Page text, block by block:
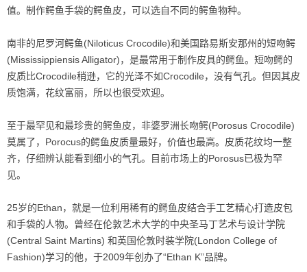
值。制作鳄鱼手袋的鳄鱼皮，可以选自不同的鳄鱼物种。
南非的尼罗河鳄鱼(Niloticus Crocodile)和美国路易斯安那州的短吻鳄
(Mississippiensis Alligator)，是最常用于制作皮具的鳄鱼。短吻鳄的
皮质比Crocodile稍逊，它的光泽不如Crocodile，没有气孔。但因其皮
质饱满，花纹富丽，所以也很受欢迎。
至于最罕见和最珍贵的鳄鱼皮，非婆罗洲长吻鳄(Porosus Crocodile)
莫属了，Porocus的鳄鱼皮质量最好，价值也最高。皮质花纹均一整
齐，仔细辨认能看到细小的气孔。目前市场上的Porosus已极为罕
见。
25岁的Ethan，就是一位利用稀有的鳄鱼皮结合手工艺精心打造皮包
和手袋的人物。曾经在伦敦艺术大学的中央圣马丁艺术与设计学院
(Central Saint Martins) 和英国伦敦时装学院(London College of
Fashion)学习的他，于2009年创办了“Ethan K”品牌。